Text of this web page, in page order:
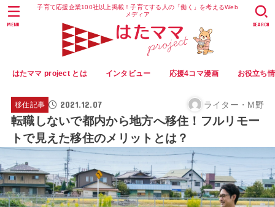
子育て応援企業100社以上掲載！子育てする人の「働く」を考えるWeb
メディア
はたママ project とは インタビュー 応援4コマ漫画 お役立ち
SEARCH
MENU
移住記事 2021.12.07 ライター・M野
転職しないで都内から地方へ移住！フルリモー
トで見えた移住のメリットとは？